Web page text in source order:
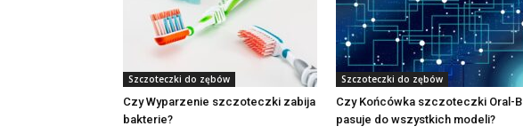
Szczoteczki do zębów
Czy Wyparzenie szczoteczki zabija
bakterie?
Szczoteczki do zębów
Czy Końcówka szczoteczki Oral-B
pasuje do wszystkich modeli?